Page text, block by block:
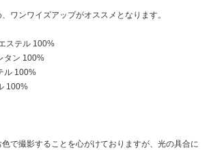
ワンワイズアップがオススメとなります。
ステル 100%
タン 100%
ル 100%
100%
で撮影することを心がけておりますが、光の具合に